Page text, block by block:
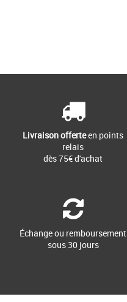
Livraison offerteen points
relais
dès 75€ d'achat
Échange ou remboursement
sous 30 jours